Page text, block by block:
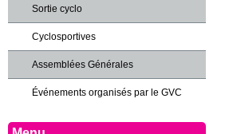
Sortie cyclo
Cyclosportives
Assemblées Générales
Événements organisés par le GVC